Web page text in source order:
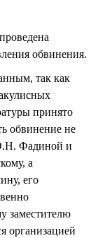
обвинения.
так как
принято
обвинение не
Фадиной и
а
его
заместителю
организацией